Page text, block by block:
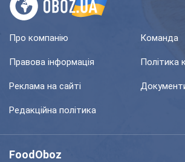
Про компанію Команда
Правова інформація Політика
Реклама на сайті
Редакційна політика
FoodOboz